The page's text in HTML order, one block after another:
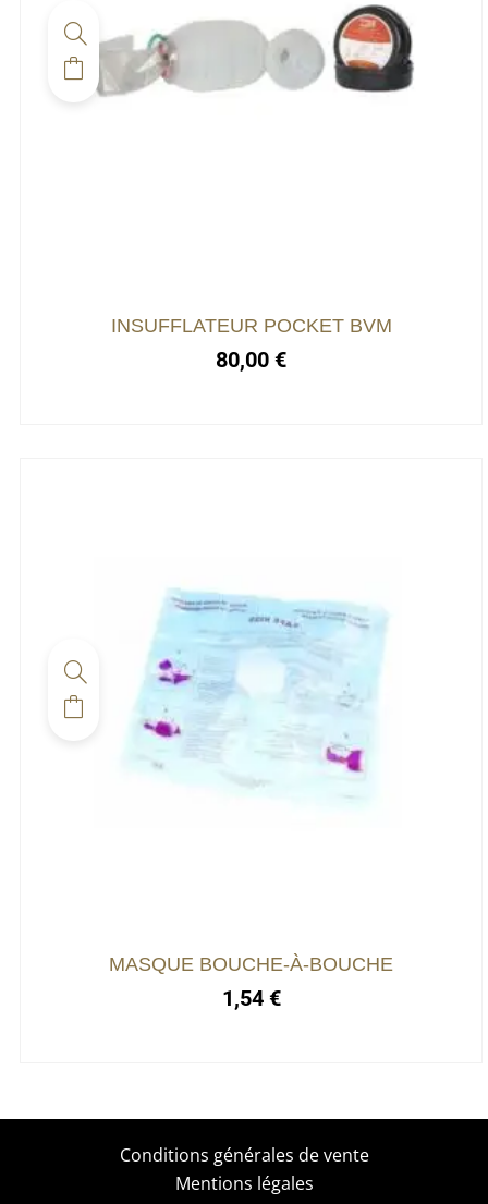
INSUFFLATEUR POCKET BVM
80,00 €
MASQUE BOUCHE-À-BOUCHE
1,54 €
Conditions générales de vente
Mentions légales